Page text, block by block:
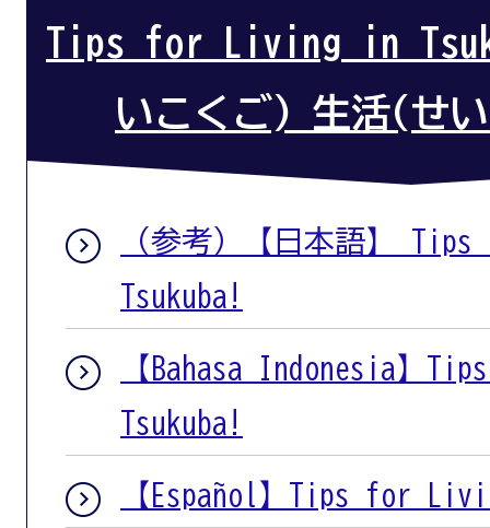
Tips for Living in
いこくご) 生活(せ
（参考）【日本語】
Tsukuba!
【Bahasa Indonesia】
Tsukuba!
【Español】Tips for